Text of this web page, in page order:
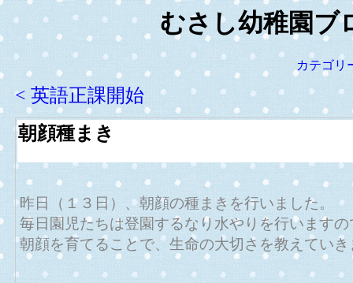
むさし幼稚園ブ
カテゴリ
< 英語正課開始
朝顔種まき
昨日（１３日）、朝顔の種まきを行いました。
毎日園児たちは登園するなり水やりを行います
朝顔を育てることで、生命の大切さを教えてい